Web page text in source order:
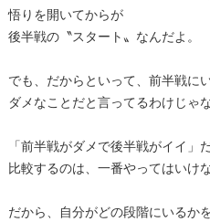
悟りを開いてからが
後半戦の〝スタート〟なんだよ。
でも、だからといって、前半戦に
ダメなことだと言ってるわけじゃな
「前半戦がダメで後半戦がイイ」
比較するのは、一番やってはいけ
だから、自分がどの段階にいるか